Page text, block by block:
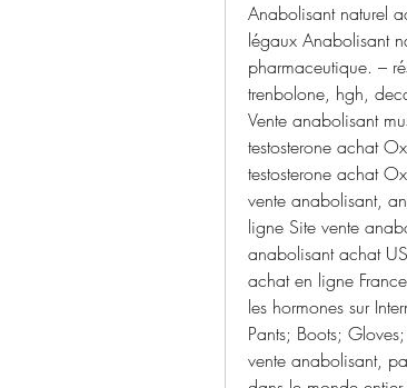
Anabolisant naturel
légaux Anabolisant
pharmaceutique. –
trenbolone, hgh,
Vente anabolisant
testosterone achat
testosterone achat
vente anabolisant,
ligne Site vente
anabolisant achat
achat en ligne
les hormones sur
Pants; Boots;
vente anabolisant,